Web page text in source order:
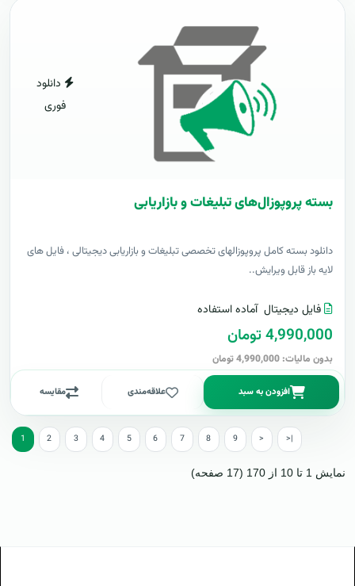
دانلود
فوری
بسته پروپوزال‌های تبلیغات و بازاریابی
دانلود بسته کامل پروپوزالهای تخصصی تبلیغات و بازاریابی دیجیتالی ، فایل های
لایه باز قابل ویرایش..
فایل دیجیتال آماده استفاده
4,990,000 تومان
بدون مالیات: 4,990,000 تومان
افزودن به سبد علاقه‌مندی مقایسه
1 2 3 4 5 6 7 8 9 > >|
نمایش 1 تا 10 از 170 (17 صفحه)